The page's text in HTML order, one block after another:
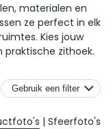
materialen en
ze perfect in elk
Kies jouw
zithoek.
| Sfeerfoto's
Gebruik een filter